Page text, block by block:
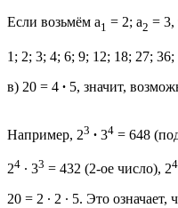
Если возьмём а1 = 2; а2 = 3,
1; 2; 3; 4; 6; 9; 12; 18; 27;
в) 20 = 4 ∙ 5, значит,
Например, 23 ∙ 34 = 648
24 ∙ 33 = 432 (2-ое число), 24
20 = 2 ∙ 2 ∙ 5. Это